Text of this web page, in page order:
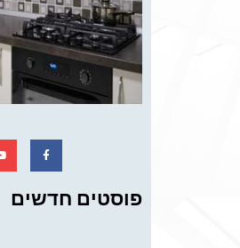
פוסטים חדשים